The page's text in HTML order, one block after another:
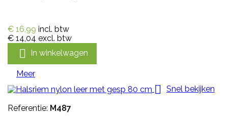
€ 16,99 incl. btw
€ 14,04 excl. btw
 In winkelwagen
Meer
 Snel bekijken
Referentie: M487